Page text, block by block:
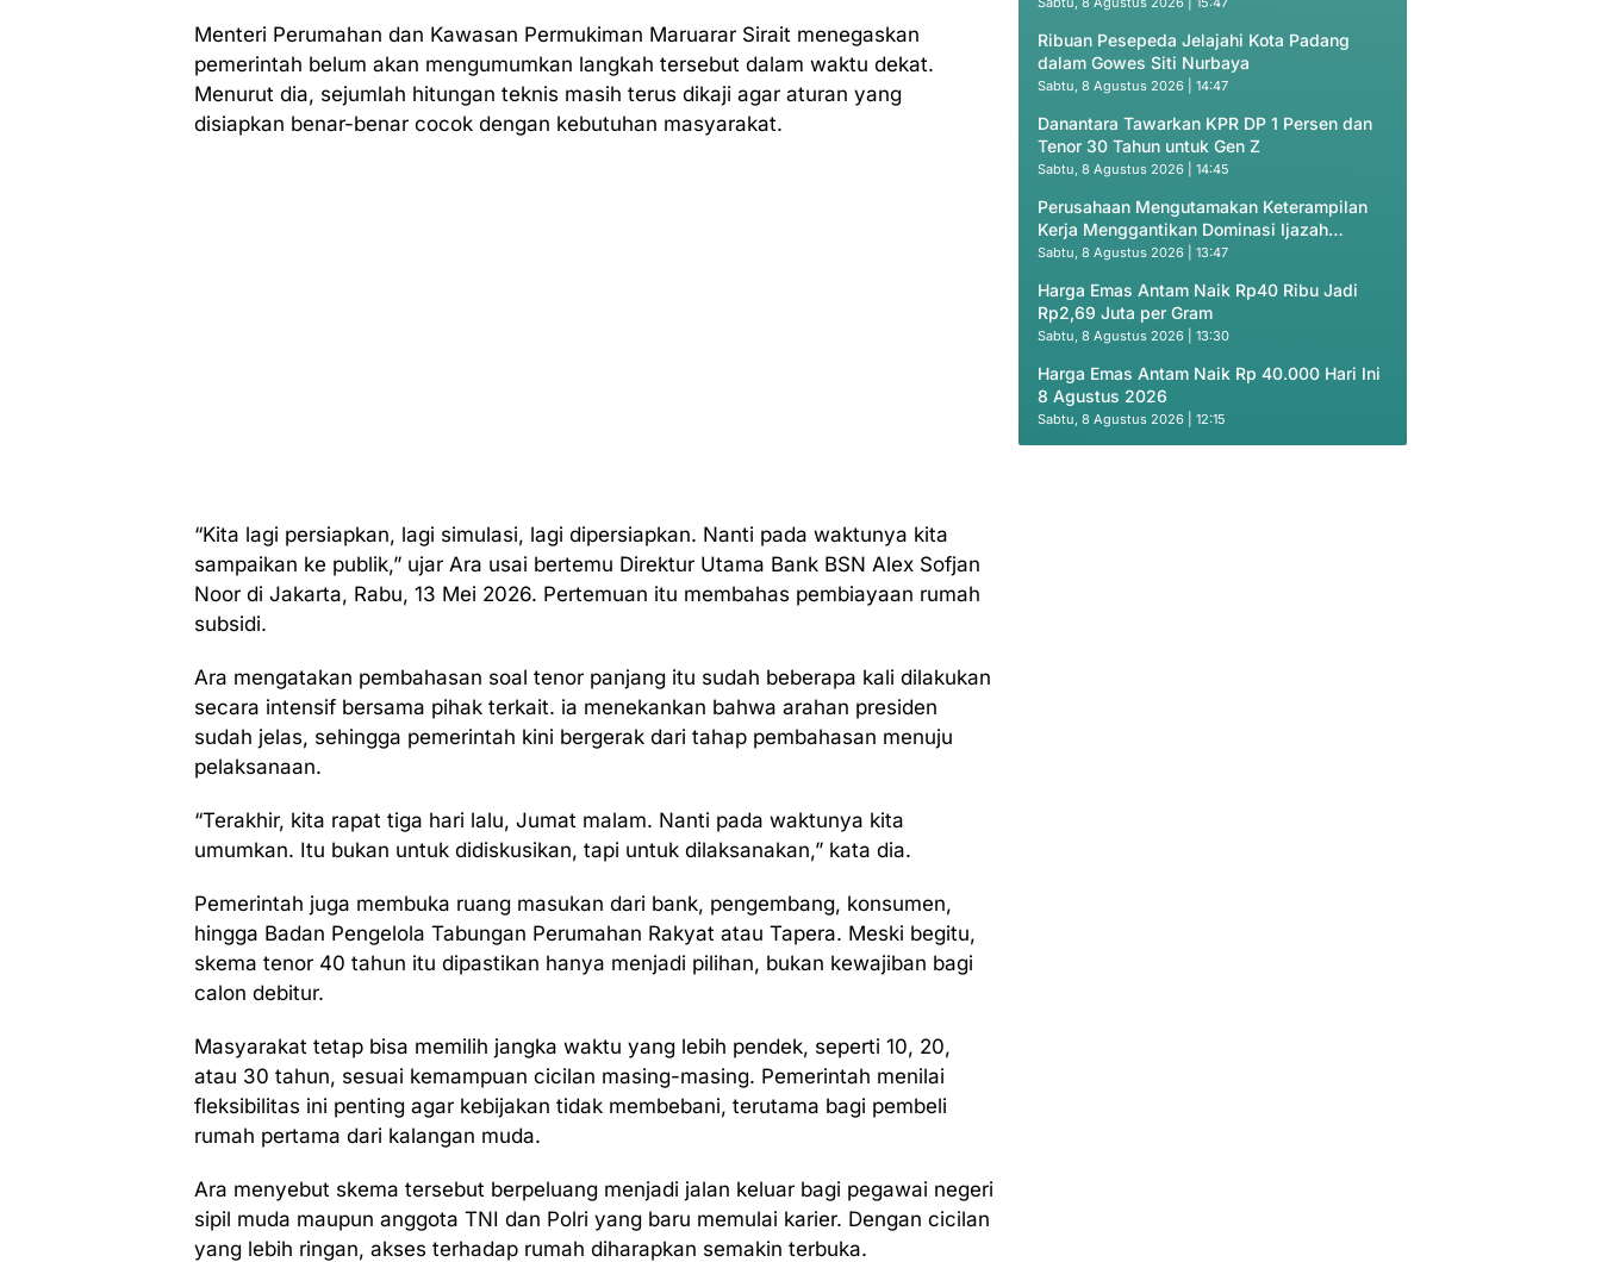
Menteri Perumahan dan Kawasan Permukiman Maruarar Sirait menegaskan
pemerintah belum akan mengumumkan langkah tersebut dalam waktu dekat.
Menurut dia, sejumlah hitungan teknis masih terus dikaji agar aturan yang
disiapkan benar-benar cocok dengan kebutuhan masyarakat.
“Kita lagi persiapkan, lagi simulasi, lagi dipersiapkan. Nanti pada waktunya kita
sampaikan ke publik,” ujar Ara usai bertemu Direktur Utama Bank BSN Alex Sofjan
Noor di Jakarta, Rabu, 13 Mei 2026. Pertemuan itu membahas pembiayaan rumah
subsidi.
Ara mengatakan pembahasan soal tenor panjang itu sudah beberapa kali dilakukan
secara intensif bersama pihak terkait. ia menekankan bahwa arahan presiden
sudah jelas, sehingga pemerintah kini bergerak dari tahap pembahasan menuju
pelaksanaan.
“Terakhir, kita rapat tiga hari lalu, Jumat malam. Nanti pada waktunya kita
umumkan. Itu bukan untuk didiskusikan, tapi untuk dilaksanakan,” kata dia.
Pemerintah juga membuka ruang masukan dari bank, pengembang, konsumen,
hingga Badan Pengelola Tabungan Perumahan Rakyat atau Tapera. Meski begitu,
skema tenor 40 tahun itu dipastikan hanya menjadi pilihan, bukan kewajiban bagi
calon debitur.
Masyarakat tetap bisa memilih jangka waktu yang lebih pendek, seperti 10, 20,
atau 30 tahun, sesuai kemampuan cicilan masing-masing. Pemerintah menilai
fleksibilitas ini penting agar kebijakan tidak membebani, terutama bagi pembeli
rumah pertama dari kalangan muda.
Ara menyebut skema tersebut berpeluang menjadi jalan keluar bagi pegawai negeri
sipil muda maupun anggota TNI dan Polri yang baru memulai karier. Dengan cicilan
yang lebih ringan, akses terhadap rumah diharapkan semakin terbuka.
Ribuan Pesepeda Jelajahi Kota Padang
dalam Gowes Siti Nurbaya
Sabtu, 8 Agustus 2026 | 14:47
Danantara Tawarkan KPR DP 1 Persen dan
Tenor 30 Tahun untuk Gen Z
Sabtu, 8 Agustus 2026 | 14:45
Perusahaan Mengutamakan Keterampilan
Kerja Menggantikan Dominasi Ijazah
Akademik
Sabtu, 8 Agustus 2026 | 13:47
Harga Emas Antam Naik Rp40 Ribu Jadi
Rp2,69 Juta per Gram
Sabtu, 8 Agustus 2026 | 13:30
Harga Emas Antam Naik Rp 40.000 Hari Ini
8 Agustus 2026
Sabtu, 8 Agustus 2026 | 12:15